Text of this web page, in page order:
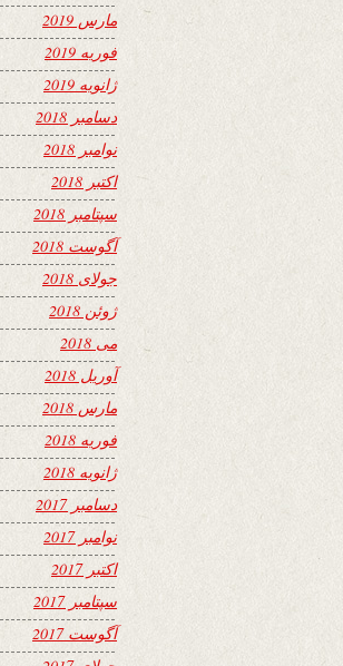
مارس 2019
فوریه 2019
ژانویه 2019
دسامبر 2018
نوامبر 2018
اکتبر 2018
سپتامبر 2018
آگوست 2018
جولای 2018
ژوئن 2018
می 2018
آوریل 2018
مارس 2018
فوریه 2018
ژانویه 2018
دسامبر 2017
نوامبر 2017
اکتبر 2017
سپتامبر 2017
آگوست 2017